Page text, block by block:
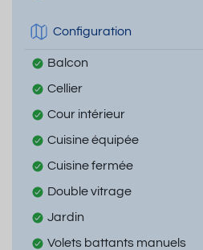
Configuration
Balcon
Cellier
Cour intérieur
Cuisine équipée
Cuisine fermée
Double vitrage
Jardin
Volets battants manuels